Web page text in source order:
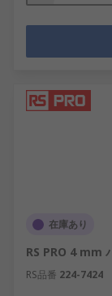
在庫あり
RS PRO 4 mm
RS品番 224-7424